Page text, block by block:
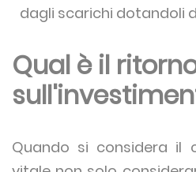
dagli scarichi dotandoli
Qual è il
Quando si considera il